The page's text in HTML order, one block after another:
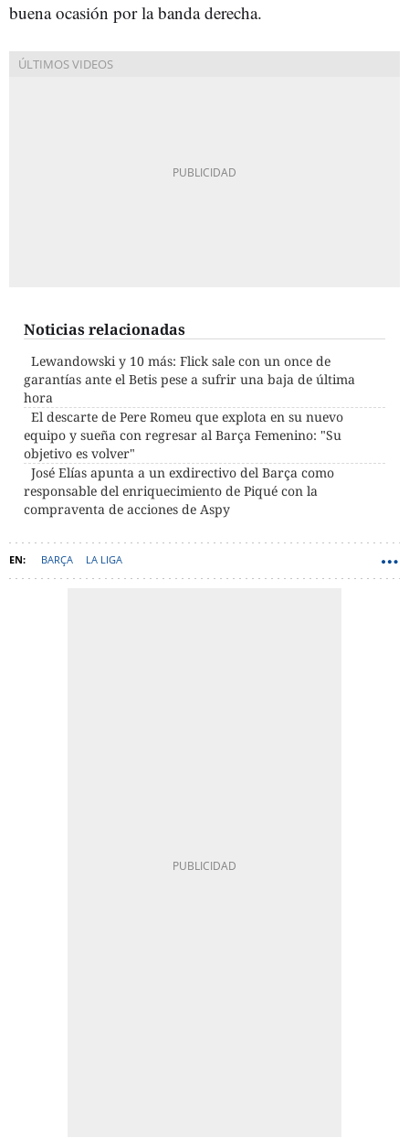
buena ocasión por la banda derecha.
Noticias relacionadas
Lewandowski y 10 más: Flick sale con un once de
garantías ante el Betis pese a sufrir una baja de última
hora
El descarte de Pere Romeu que explota en su nuevo
equipo y sueña con regresar al Barça Femenino: "Su
objetivo es volver"
José Elías apunta a un exdirectivo del Barça como
responsable del enriquecimiento de Piqué con la
compraventa de acciones de Aspy
BARÇA LA LIGA